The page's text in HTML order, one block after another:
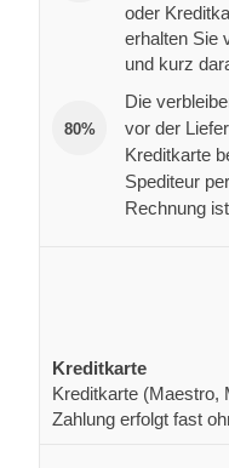
oder
erhalten Sie
und kurz
80%
Die
vor der
Kreditkarte
Spediteur
Rechnung
Kreditkarte
Kreditkarte (Maestro,
Zahlung erfolgt fast